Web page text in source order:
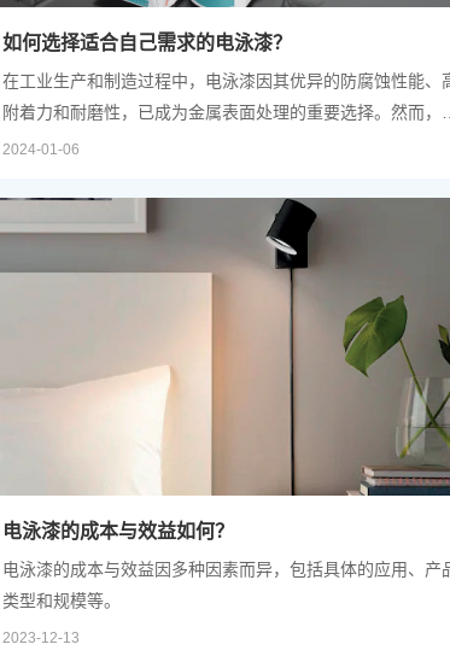
如何选择适合自己需求的电泳漆？
在工业生产和制造过程中，电泳漆因其优异的防腐蚀性能、
附着力和耐磨性，已成为金属表面处理的重要选择。然而，
场上电泳漆种类繁多，如何选择适合自己需求的电泳漆成为了
择电泳漆时做出明智的决策。
2024-01-06
电泳漆的成本与效益如何？
电泳漆的成本与效益因多种因素而异，包括具体的应用、产
类型和规模等。
2023-12-13